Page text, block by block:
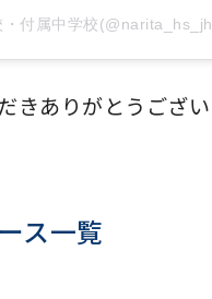
・付属中学校
きありがとうござい
ス一覧